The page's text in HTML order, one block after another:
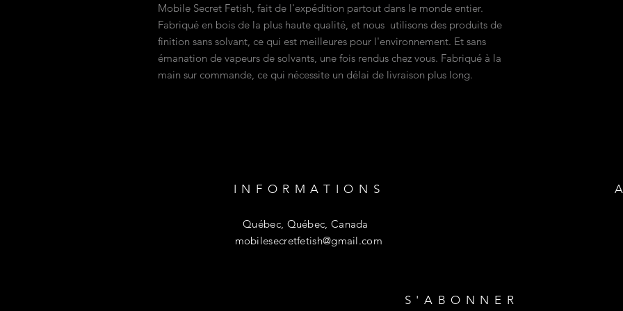
Mobile Secret Fetish, fait de l'expédition partout dans le monde entier.
Fabriqué en bois de la plus haute qualité, et nous utilisons des produits de
finition sans solvant, ce qui est meilleures pour l'environnement. Et sans
émanation de vapeurs de solvants, une fois rendus chez vous. Fabriqué à la
main sur commande, ce qui nécessite un délai de livraison plus long.
INFORMATIONS
Québec, Québec, Canada
mobilesecretfetish@gmail.com
S'ABONNER